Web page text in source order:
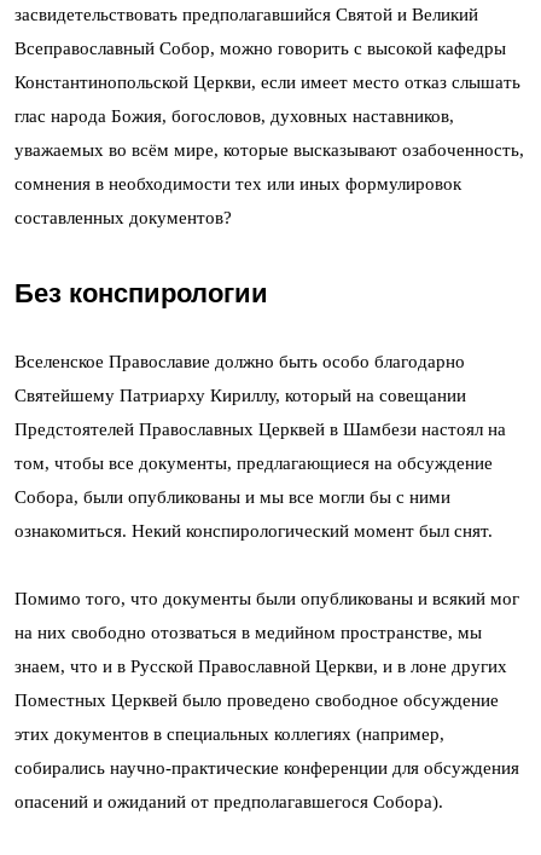
засвидетельствовать предполагавшийся Святой и Великий
Всеправославный Собор, можно говорить с высокой кафедры
Константинопольской Церкви, если имеет место отказ слышать
глас народа Божия, богословов, духовных наставников,
уважаемых во всём мире, которые высказывают озабоченность,
сомнения в необходимости тех или иных формулировок
составленных документов?
Без конспирологии
Вселенское Православие должно быть особо благодарно
Святейшему Патриарху Кириллу, который на совещании
Предстоятелей Православных Церквей в Шамбези настоял на
том, чтобы все документы, предлагающиеся на обсуждение
Собора, были опубликованы и мы все могли бы с ними
ознакомиться. Некий конспирологический момент был снят.
Помимо того, что документы были опубликованы и всякий мог
на них свободно отозваться в медийном пространстве, мы
знаем, что и в Русской Православной Церкви, и в лоне других
Поместных Церквей было проведено свободное обсуждение
этих документов в специальных коллегиях (например,
собирались научно-практические конференции для обсуждения
опасений и ожиданий от предполагавшегося Собора).